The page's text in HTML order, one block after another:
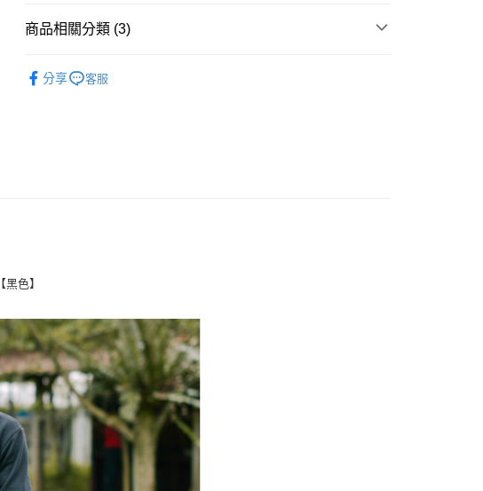
AFTEE先享後付
２．訂單成立數日內，您將收到繳費通知簡訊。
※ 請注意：結帳手續完成當下不需立刻繳費，但若您需要取消訂單，請聯
絡購買商品的店家。未經商家同意取消之訂單仍視為有效，需透過AFTEE
先享後付繳納相關費用。
※ 交易是否成功請以「AFTEE先享後付 」之結帳頁面顯示為準，若有關於
是否繳費成功／繳費後需取消欲退款等相關疑問，請聯繫「AFTEE先享後
付客戶支援中心」 https://netprotections.freshdesk.com/support/home
【注意事項】
１．透過由恩沛科技股份有限公司提供之「AFTEE先享後付」服務完成之
交易，需依本服務之必要範圍內提供個人資料，並將交易相關給付款項請
求債權轉讓予恩沛科技股份有限公司。
先付款後全家取貨
7-11付款取貨
每筆NT$80，滿NT$1,800(含以上)免運費
先付款後7-11取貨
每筆NT$80，滿NT$1,800(含以上)免運費
宅配
每筆NT$120，滿NT$3,000(含以上)免運費
商品相關分類 (3)
分享 客服
【黑色】